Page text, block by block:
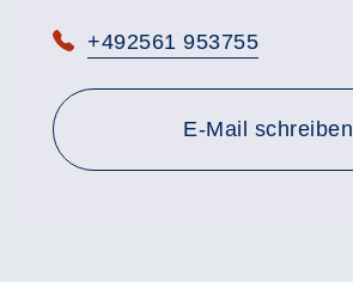
Telefon:
+492561 953755
E-Mail schreiben